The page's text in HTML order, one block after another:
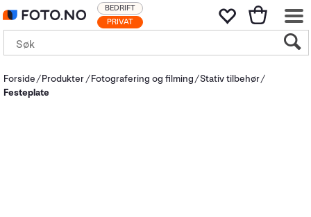
PRIVAT
BEDRIFT
Forside Produkter Fotografering og filming Stativ tilbehør
Festeplate